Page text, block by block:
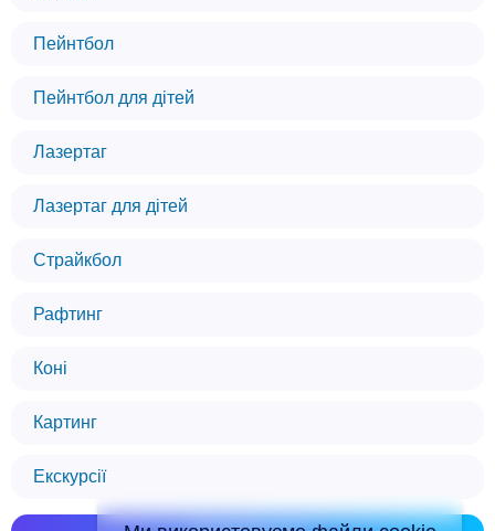
Пейнтбол
Пейнтбол для дітей
Лазертаг
Лазертаг для дітей
Страйкбол
Рафтинг
Коні
Картинг
Екскурсії